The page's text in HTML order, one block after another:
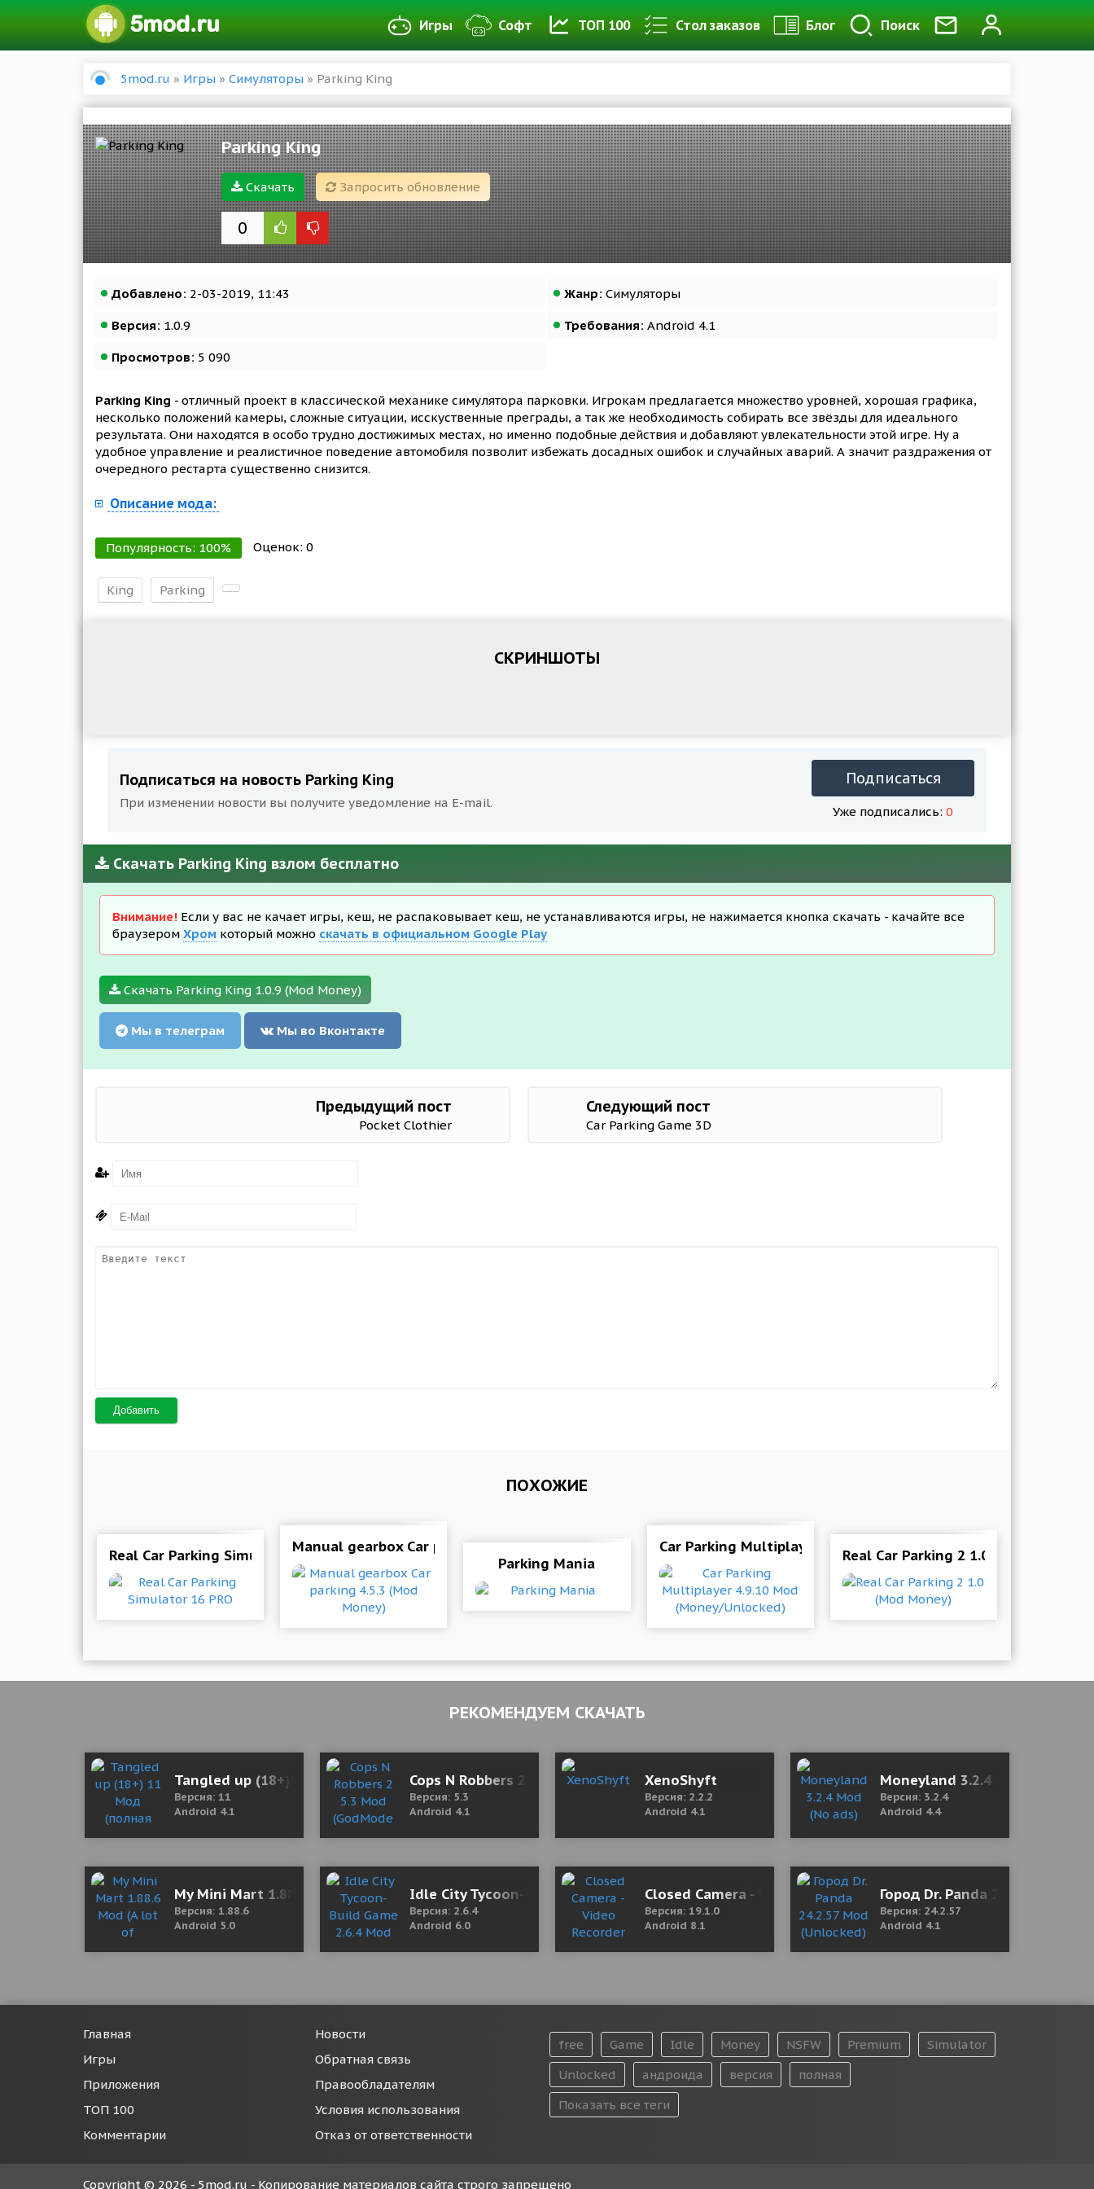
Игры Софт ТОП 100 Стол заказов Блог Поиск
5mod.ru » Игры » Симуляторы » Parking King
Parking King
Скачать Запросить обновление
0
Добавлено: 2-03-2019, 11:43 Жанр: Симуляторы
Версия: 1.0.9 Требования: Android 4.1
Просмотров: 5 090
Parking King - отличный проект в классической механике симулятора парковки. Игрокам предлагается множество уровней, хорошая графика,
несколько положений камеры, сложные ситуации, исскуственные преграды, а так же необходимость собирать все звёзды для идеального
результата. Они находятся в особо трудно достижимых местах, но именно подобные действия и добавляют увлекательности этой игре. Ну а
удобное управление и реалистичное поведение автомобиля позволит избежать досадных ошибок и случайных аварий. А значит раздражения от
очередного рестарта существенно снизится.
Описание мода:
Популярность: 100% Оценок: 0
King Parking
СКРИНШОТЫ
Подписаться на новость Parking King
При изменении новости вы получите уведомление на E-mail.
Подписаться
Уже подписались: 0
Скачать Parking King взлом бесплатно
Внимание! Если у вас не качает игры, кеш, не распаковывает кеш, не устанавливаются игры, не нажимается кнопка скачать - качайте все
браузером Хром который можно скачать в официальном Google Play
Скачать Parking King 1.0.9 (Mod Money)
Мы в телеграм Мы во Вконтакте
Предыдущий пост
Pocket Clothier
Следующий пост
Car Parking Game 3D
Добавить
ПОХОЖИЕ
Real Car Parking Simulator 16 PROManual gearbox Car parking 4.5.3 (Mod Money)
Parking Mania
Car Parking Multiplayer 4.9.10 Mod (Money/Unlocked)
Real Car Parking 2 1.0 (Mod Money)
РЕКОМЕНДУЕМ СКАЧАТЬ
Tangled up (18+) 11 Мод (полная версия)
Версия: 11
Android 4.1
Cops N Robbers 2 5.3 Mod (GodMode & More)
Версия: 5.3
Android 4.1
XenoShyft
Версия: 2.2.2
Android 4.1
Moneyland 3.2.4 Mod (No ads)
Версия: 3.2.4
Android 4.4
My Mini Mart 1.88.6 Mod (A lot of banknotes)
Версия: 1.88.6
Android 5.0
Idle City Tycoon-Build Game 2.6.4 Mod (Free Shopping)
Версия: 2.6.4
Android 6.0
Closed Camera - Video Recorder 19.1.0 Mod (Unlocked)
Версия: 19.1.0
Android 8.1
Город Dr. Panda 24.2.57 Mod
Версия: 24.2.57
Android 4.1
Главная
Игры
Приложения
ТОП 100
Комментарии
Новости
Обратная связь
Правообладателям
Условия использования
Отказ от ответственности
free Game Idle Money NSFW Premium
Simulator
Unlocked
андроида версия
полная
Показать все теги
Copyright © 2026 - 5mod.ru - Копирование материалов сайта строго запрещено